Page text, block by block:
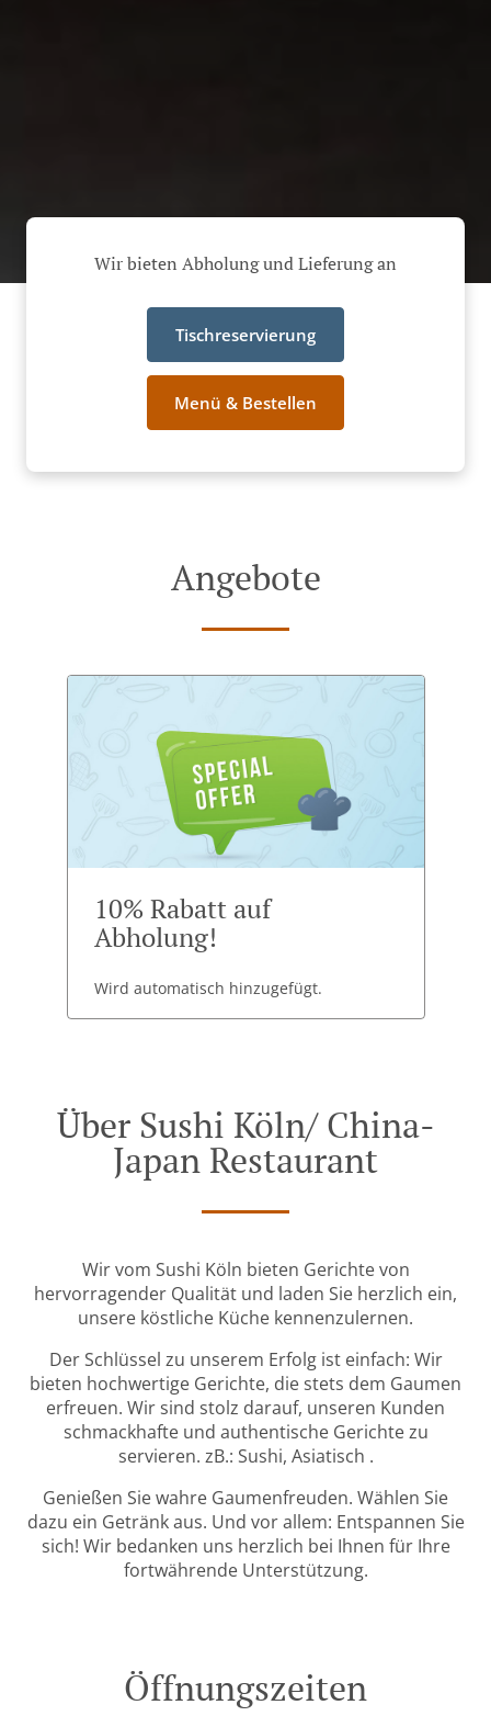
Wir bieten Abholung und Lieferung an
Tischreservierung
Menü & Bestellen
Angebote
10% Rabatt auf
Abholung!
Wird automatisch hinzugefügt.
Über Sushi Köln/ China-
Japan Restaurant
Wir vom Sushi Köln bieten Gerichte von
hervorragender Qualität und laden Sie herzlich ein,
unsere köstliche Küche kennenzulernen.
Der Schlüssel zu unserem Erfolg ist einfach: Wir
bieten hochwertige Gerichte, die stets dem Gaumen
erfreuen. Wir sind stolz darauf, unseren Kunden
schmackhafte und authentische Gerichte zu
servieren. zB.: Sushi, Asiatisch .
Genießen Sie wahre Gaumenfreuden. Wählen Sie
dazu ein Getränk aus. Und vor allem: Entspannen Sie
sich! Wir bedanken uns herzlich bei Ihnen für Ihre
fortwährende Unterstützung.
Öffnungszeiten